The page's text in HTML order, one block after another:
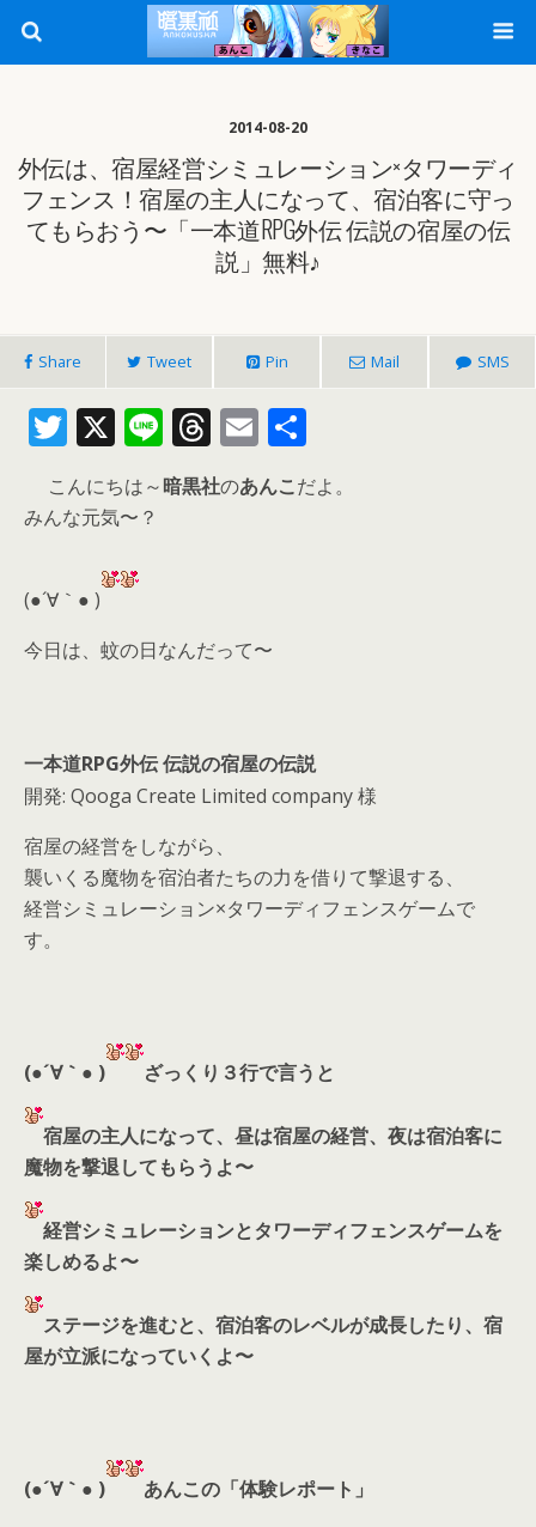
2014-08-20
外伝は、宿屋経営シミュレーション×タワーディ
フェンス！宿屋の主人になって、宿泊客に守っ
てもらおう〜「一本道RPG外伝 伝説の宿屋の伝
説」無料♪
Share Tweet Pin Mail SMS
T
w
itt
er
X Li
n
e
T
h
re
E
m
ai
有
こんにちは～暗黒社のあんこだよ。
みんな元気〜？
(●´∀｀● )
今日は、蚊の日なんだって〜
一本道RPG外伝 伝説の宿屋の伝説
開発: Qooga Create Limited company 様
宿屋の経営をしながら、
襲いくる魔物を宿泊者たちの力を借りて撃退する、
経営シミュレーション×タワーディフェンスゲームで
す。
(●´∀｀● ) ざっくり３行で言うと
宿屋の主人になって、昼は宿屋の経営、夜は宿泊客に
魔物を撃退してもらうよ〜
経営シミュレーションとタワーディフェンスゲームを
楽しめるよ〜
ステージを進むと、宿泊客のレベルが成長したり、宿
屋が立派になっていくよ〜
(●´∀｀● ) あんこの「体験レポート」